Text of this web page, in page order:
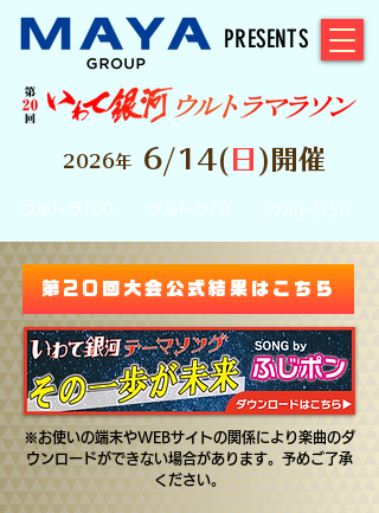
2026年 6/14( 日 )開催
ウルトラ100 ウルトラ70 ウルトラ50
PRESENTS
第20回大会公式結果はこちら
​※お使いの端末やWEBサイトの関係により楽曲のダ
ウンロードができない場合があります。予めご了承
ください。